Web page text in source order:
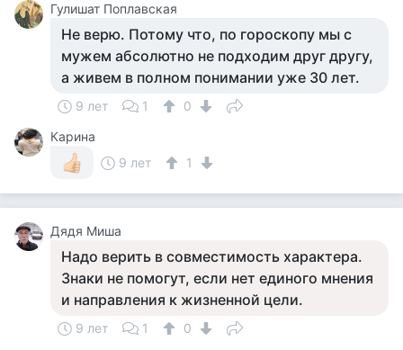
Гулишат Поплавская
Не верю. Потому что, по гороскопу мы с
мужем абсолютно не подходим друг другу,
а живем в полном понимании уже 30 лет.
9 лет 1
0
Карина
9 лет
1
Дядя Миша
Надо верить в совместимость характера.
Знаки не помогут, если нет единого мнения
и направления к жизненной цели.
9 лет 1
0